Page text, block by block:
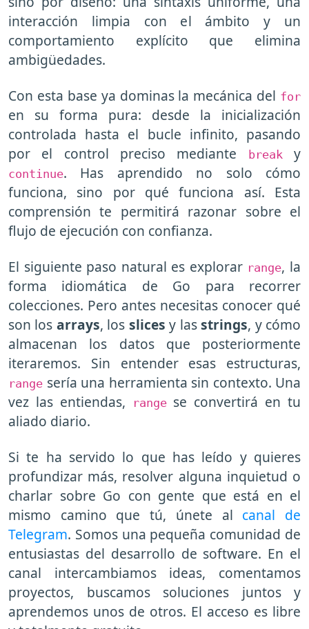
interacción limpia con el ámbito y un
comportamiento explícito que elimina
ambigüedades.
Con esta base ya dominas la mecánica del for
en su forma pura: desde la inicialización
controlada hasta el bucle infinito, pasando
por el control preciso mediante
breaky
continue. Has aprendido no solo cómo
funciona, sino por qué funciona así. Esta
comprensión te permitirá razonar sobre el
flujo de ejecución con confianza.
El siguiente paso natural es explorar range, la
forma idiomática de Go para recorrer
colecciones. Pero antes necesitas conocer qué
son los arrays, los slices y lasstrings, y cómo
almacenan los datos que posteriormente
iteraremos. Sin entender esas estructuras,
range sería una herramienta sin contexto. Una
vez las entiendas,
rangese convertirá en tu
aliado diario.
Si te ha servido lo que has leído y quieres
profundizar más, resolver alguna inquietud o
charlar sobre Go con gente que está en el
mismo camino que tú, únete al canal de
Telegram. Somos una pequeña comunidad de
entusiastas del desarrollo de software. En el
canal intercambiamos ideas, comentamos
proyectos, buscamos soluciones juntos y
aprendemos unos de otros. El acceso es libre